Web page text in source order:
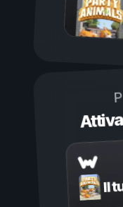
Il